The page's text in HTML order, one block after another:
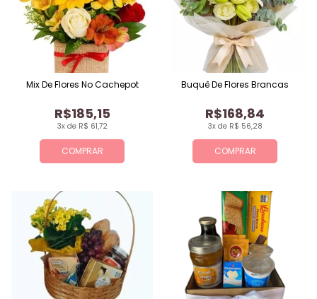
COMPRAR
3x de R$ 61,72
R$185,15
Mix De Flores No Cachepot
COMPRAR
3x de R$ 56,28
R$168,84
Buquê De Flores Brancas